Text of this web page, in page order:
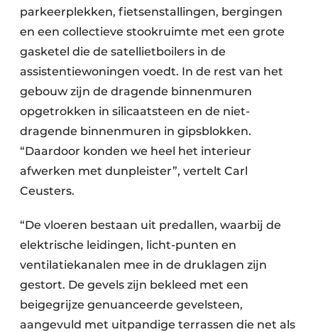
parkeerplekken, fietsenstallingen, bergingen
en een collectieve stookruimte met een grote
gasketel die de satellietboilers in de
assistentiewoningen voedt. In de rest van het
gebouw zijn de dragende binnenmuren
opgetrokken in silicaatsteen en de niet-
dragende binnenmuren in gipsblokken.
“Daardoor konden we heel het interieur
afwerken met dunpleister”, vertelt Carl
Ceusters.
“De vloeren bestaan uit predallen, waarbij de
elektrische leidingen, licht-punten en
ventilatiekanalen mee in de druklagen zijn
gestort. De gevels zijn bekleed met een
beigegrijze genuanceerde gevelsteen,
aangevuld met uitpandige terrassen die net als